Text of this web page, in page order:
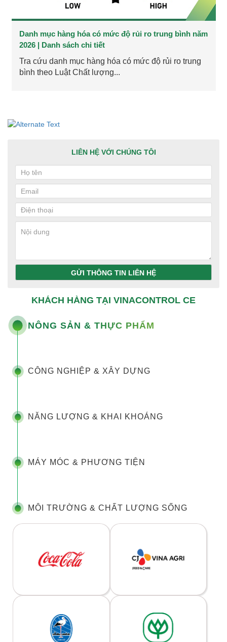
Danh mục hàng hóa có mức độ rủi ro trung bình năm
2026 | Danh sách chi tiết
Tra cứu danh mục hàng hóa có mức độ rủi ro trung
bình theo Luật Chất lượng...
LIÊN HỆ VỚI CHÚNG TÔI
GỬI THÔNG TIN LIÊN HỆ
KHÁCH HÀNG TẠI VINACONTROL CE
NÔNG SẢN & THỰC PHẨM
CÔNG NGHIỆP & XÂY DỰNG
NĂNG LƯỢNG & KHAI KHOÁNG
MÁY MÓC & PHƯƠNG TIỆN
MÔI TRƯỜNG & CHẤT LƯỢNG SỐNG